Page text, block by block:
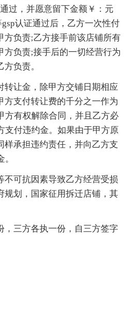
过，并愿意留下金额￥：元
认证通过后，乙方一次性付
方负责;乙方接手前该店铺所有
方负责;接手后的一切经营行为
负责。
转让金，除甲方交铺日期相应
方支付转让费的千分之一作为
方有权解除合同，并且乙方必
支付违约金。如果由于甲方原
样承担违约责任，并向乙方支
不可抗因素导致乙方经营受损
规划，国家征用拆迁店铺，其
，三方各执一份，自三方签字